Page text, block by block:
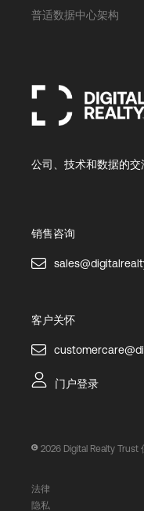
普适数据中心架构
公司、技术和数据的交
销售咨询
客户关怀
门户登录
2026 Digital Realty Trust
法律
隐私